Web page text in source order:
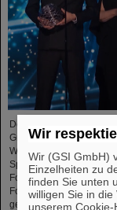
Der renommierte US-
Grundlagenphysik geht
Speicherring LHC
Forschungszentrums
Forschende von GSI/
gemeinsam mit ihren
Wir
Wir (GSI GmbH)
Einzelheiten zu
finden Sie unten
willigen Sie in
unserem